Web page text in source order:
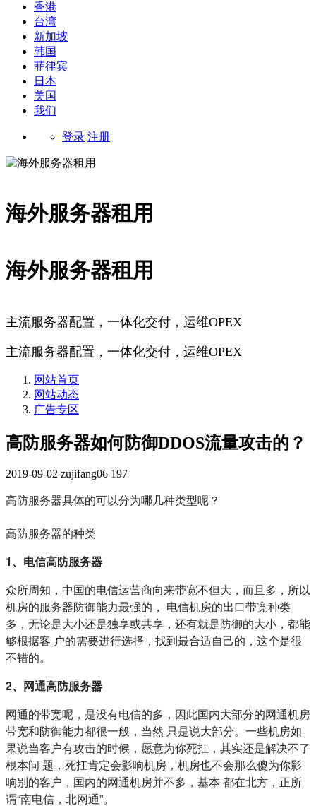
香港
台湾
新加坡
韩国
菲律宾
日本
美国
我们
登录 注册
海外服务器租用
海外服务器租用
主流服务器配置，一体化交付，运维OPEX
主流服务器配置，一体化交付，运维OPEX
网站首页
网站动态
广告专区
高防服务器如何防御DDOS流量攻击的？
2019-09-02 zujifang06 197
高防服务器具体的可以分为哪几种类型呢？
高防服务器的种类
1、电信高防服务器
众所周知，中国的电信运营商向来带宽不但大，而且多，所以
机房的服务器防御能力最强的， 电信机房的出口带宽种类
多，无论是大小还是独享或共享，还有就是防御的大小，都能
够根据客 户的需要进行选择，找到最合适自己的，这个是很
不错的。
2、网通高防服务器
网通的带宽呢，是没有电信的多，因此国内大部分的网通机房
带宽和防御能力都很一般，当然 只是说大部分。一些机房如
果说当客户有攻击的时候，愿意为你死扛，其实还是解决不了
根本问 题，死扛肯定会影响机房，机房也不会那么傻为你影
响别的客户，国内的网通机房并不多，基本 都在北方，正所
谓“南电信，北网通”。